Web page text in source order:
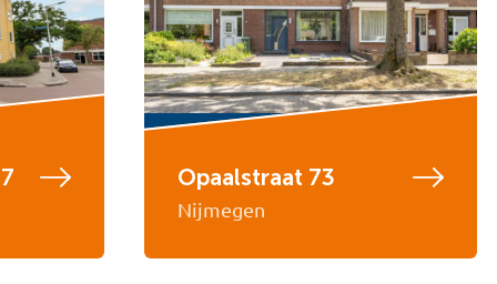
Opaalstraat 73
Nijmegen